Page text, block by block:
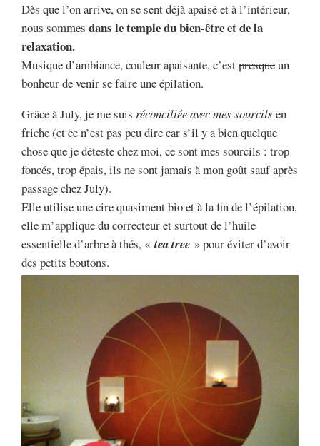
Dès que l’on arrive, on se sent déjà apaisé et à l’intérieur,
nous sommes dans le temple du bien-être et de la
relaxation.
Musique d’ambiance, couleur apaisante, c’estpresqueun
bonheur de venir se faire une épilation.
Grâce à July, je me suis réconciliée avec mes sourcils en
friche (et ce n’est pas peu dire car s’il y a bien quelque
chose que je déteste chez moi, ce sont mes sourcils : trop
foncés, trop épais, ils ne sont jamais à mon goût sauf après
passage chez July).
Elle utilise une cire quasiment bio et à la fin de l’épilation,
elle m’applique du correcteur et surtout de l’huile
essentielle d’arbre à thés, «tea tree » pour éviter d’avoir
des petits boutons.